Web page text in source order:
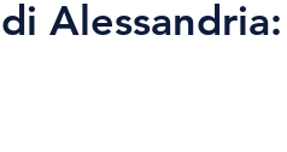
Alessandria: